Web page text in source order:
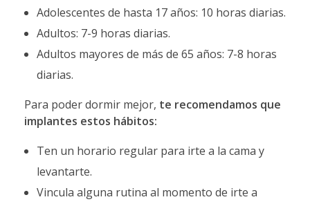
Adolescentes de hasta 17 años: 10 horas diarias.
Adultos: 7-9 horas diarias.
Adultos mayores de más de 65 años: 7-8 horas
diarias.
Para poder dormir mejor, te recomendamos que
implantes estos hábitos:
Ten un horario regular para irte a la cama y
levantarte.
Vincula alguna rutina al momento de irte a